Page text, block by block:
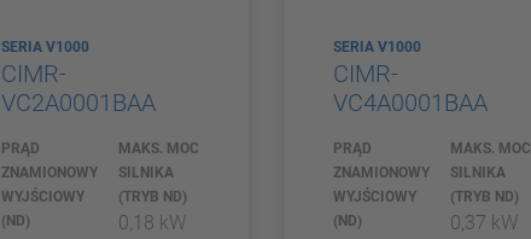
SERIA V1000
CIMR-
VC2A0001BAA
PRĄD
ZNAMIONOWY
WYJŚCIOWY
(ND)
MAKS. MOC
SILNIKA
(TRYB ND)
0,18 kW
SERIA V1000
CIMR-
VC4A0001BAA
PRĄD
ZNAMIONOWY
WYJŚCIOWY
(ND)
MAKS. MOC
SILNIKA
(TRYB ND)
0,37 kW